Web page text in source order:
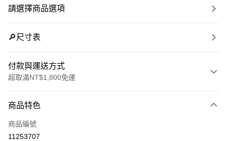
請選擇商品選項
🔎尺寸表
付款與運送方式
超取滿NT$1,800免運
信用卡一次付款
LINE Pay
商品特色
商品編號
11253707